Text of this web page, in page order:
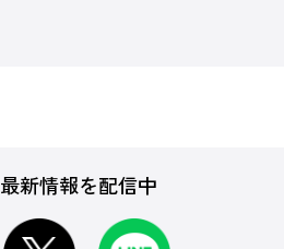
新情報を配信中